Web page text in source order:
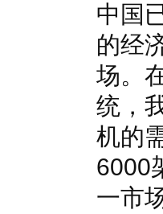
中国
的经
场。
统，
机的
6000
一市